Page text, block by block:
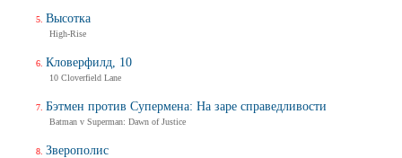
Высотка
High-Rise
Кловерфилд, 10
10 Cloverfield Lane
Бэтмен против Супермена: На заре справедливости
Batman v Superman: Dawn of Justice
Зверополис